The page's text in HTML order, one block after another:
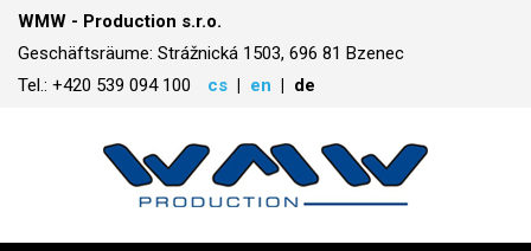
WMW - Production s.r.o.
Geschäftsräume: Strážnická 1503, 696 81 Bzenec
Tel.: +420 539 094 100
cs en de